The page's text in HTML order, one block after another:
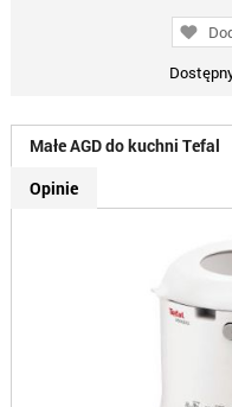
Małe AGD do kuchni Tefal
Opinie